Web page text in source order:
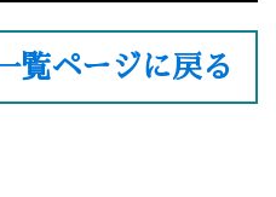
覧ページに戻る